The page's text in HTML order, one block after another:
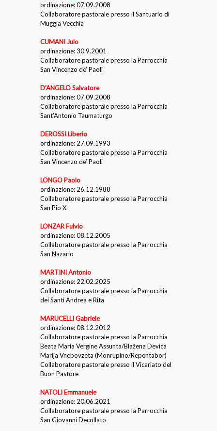
ordinazione: 07.09.2008
Collaboratore pastorale presso il Santuario di
Muggia Vecchia
CUMANI Julo
ordinazione: 30.9.2001
Collaboratore pastorale presso la Parrocchia
San Vincenzo de’ Paoli
D’ANGELO Salvatore
ordinazione: 07.09.2008
Collaboratore pastorale presso la Parrocchia
Sant’Antonio Taumaturgo
DEROSSI Liberio
ordinazione: 27.09.1993
Collaboratore pastorale presso la Parrocchia
San Vincenzo de’ Paoli
LONGO Paolo
ordinazione: 26.12.1988
Collaboratore pastorale presso la Parrocchia
San Pio X
LONZAR Fulvio
ordinazione: 08.12.2005
Collaboratore pastorale presso la Parrocchia
San Nazario
MARTINI Antonio
ordinazione: 22.02.2025
Collaboratore pastorale presso la Parrocchia
dei Santi Andrea e Rita
MARUCELLI Gabriele
ordinazione: 08.12.2012
Collaboratore pastorale presso la Parrocchia
Beata Maria Vergine Assunta/Blažena Devica
Marija Vnebovzeta (Monrupino/Repentabor)
Collaboratore pastorale presso il Vicariato del
Buon Pastore
NATOLI Emmanuele
ordinazione: 20.06.2021
Collaboratore pastorale presso la Parrocchia
San Giovanni Decollato